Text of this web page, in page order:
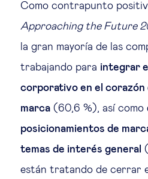
Como contrapunto
Approaching the Future
la gran mayoría de las
trabajando para integrar
corporativo en el corazón
marca (60,6 %), así como
posicionamientos de
temas de interés general
están tratando de cerrar